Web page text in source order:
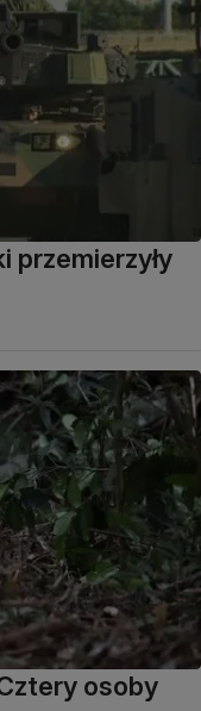
przemierzyły
osoby